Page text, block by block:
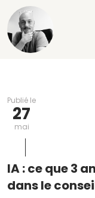
Publié le
27
mai
IA : ce que 3
dans le